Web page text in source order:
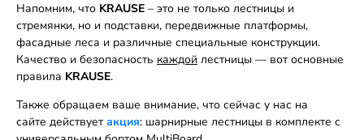
Напомним, что KRAUSE – это не только лестницы и
стремянки, но и подставки, передвижные платформы,
фасадные леса и различные специальные конструкции.
Качество и безопасность каждой лестницы — вот основные
правила KRAUSE.
Также обращаем ваше внимание, что сейчас у нас на
сайте действуетакция: шарнирные лестницы в комплекте с